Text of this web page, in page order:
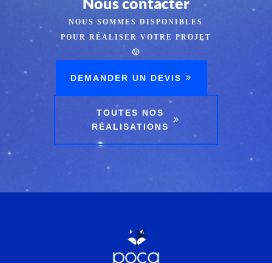
NOUS SOMMES DISPONIBLES
POUR RÉALISER VOTRE PROJET
🙂
DEMANDER UN DEVIS
TOUTES NOS
RÉALISATIONS